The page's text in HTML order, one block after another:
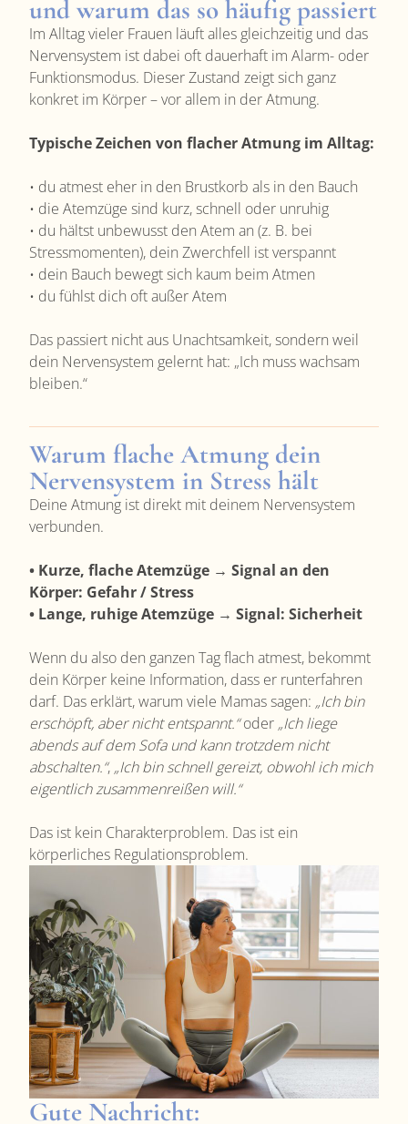
und warum das so häufig passiert
Im Alltag vieler Frauen läuft alles gleichzeitig und das
Nervensystem ist dabei oft dauerhaft im Alarm- oder
Funktionsmodus. Dieser Zustand zeigt sich ganz
konkret im Körper – vor allem in der Atmung.
Typische Zeichen von flacher Atmung im Alltag:
• du atmest eher in den Brustkorb als in den Bauch
• die Atemzüge sind kurz, schnell oder unruhig
• du hältst unbewusst den Atem an (z. B. bei
Stressmomenten), dein Zwerchfell ist verspannt
• dein Bauch bewegt sich kaum beim Atmen
• du fühlst dich oft außer Atem
Das passiert nicht aus Unachtsamkeit, sondern weil
dein Nervensystem gelernt hat: „Ich muss wachsam
bleiben.“
Warum flache Atmung dein
Nervensystem in Stress hält
Deine Atmung ist direkt mit deinem Nervensystem
verbunden.
• Kurze, flache Atemzüge → Signal an den
Körper: Gefahr / Stress
• Lange, ruhige Atemzüge → Signal: Sicherheit
Wenn du also den ganzen Tag flach atmest, bekommt
dein Körper keine Information, dass er runterfahren
darf. Das erklärt, warum viele Mamas sagen: „Ich bin
erschöpft, aber nicht entspannt.“oder „Ich liege
abends auf dem Sofa und kann trotzdem nicht
abschalten.“, „Ich bin schnell gereizt, obwohl ich mich
eigentlich zusammenreißen will.“
Das ist kein Charakterproblem. Das ist ein
körperliches Regulationsproblem.
Gute Nachricht: